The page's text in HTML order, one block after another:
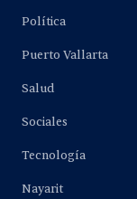
Política
Puerto Vallarta
Salud
Sociales
Tecnología
Nayarit